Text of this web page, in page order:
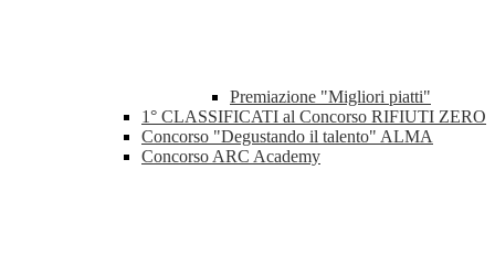
Premiazione "Migliori piatti"
1° CLASSIFICATI al Concorso RIFIUTI ZERO
Concorso "Degustando il talento" ALMA
Concorso ARC Academy